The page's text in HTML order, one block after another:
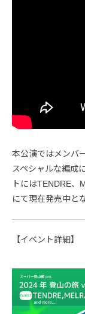
本公演ではメンバ
スペシャルな編成
トにはTENDRE、
にて現在発売中と
【イベント詳細】